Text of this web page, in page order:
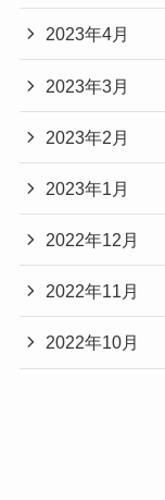
2023年4月
2023年3月
2023年2月
2023年1月
2022年12月
2022年11月
2022年10月